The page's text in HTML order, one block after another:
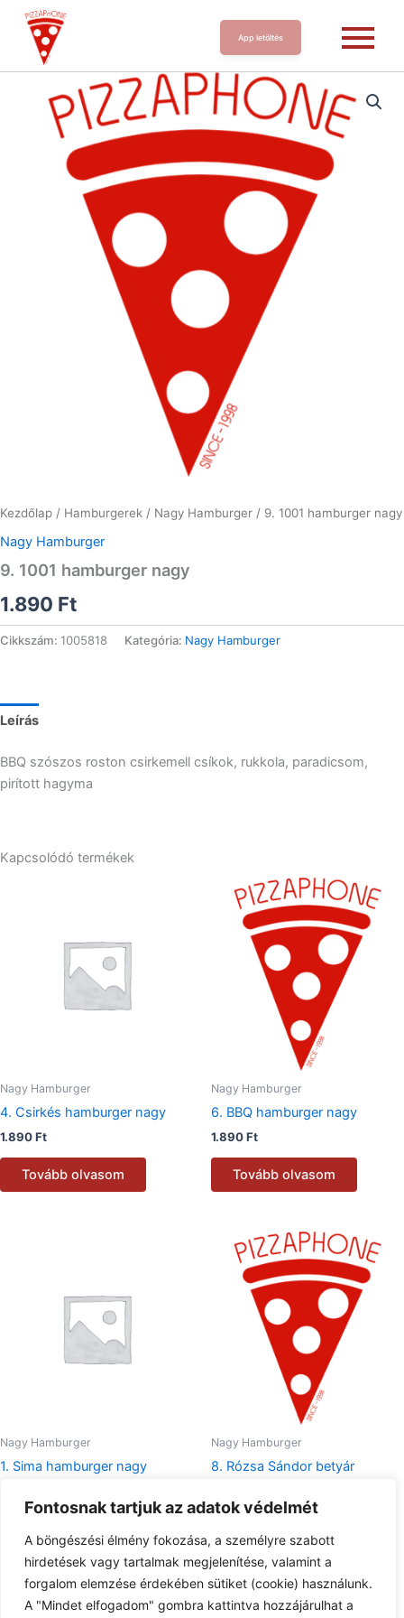
Fontosnak tartjuk az adatok védelmét
A böngészési élmény fokozása, a személyre szabott
hirdetések vagy tartalmak megjelenítése, valamint a
forgalom elemzése érdekében sütiket (cookie) használunk.
A "Mindet elfogadom" gombra kattintva hozzájárulhat a
App letöltés
Kezdőlap / Hamburgerek / Nagy Hamburger / 9. 1001 hamburger nagy
Nagy Hamburger
9. 1001 hamburger nagy
1.890 Ft
Cikkszám: 1005818 Kategória: Nagy Hamburger
Leírás
BBQ szószos roston csirkemell csíkok, rukkola, paradicsom,
pirított hagyma
Kapcsolódó termékek
Nagy Hamburger
4. Csirkés hamburger nagy
1.890Ft
Tovább olvasom
Nagy Hamburger
6. BBQ hamburger nagy
1.890Ft
Tovább olvasom
Nagy Hamburger
1. Sima hamburger nagy
Nagy Hamburger
8. Rózsa Sándor betyár
1.890Ft
Tovább olvasom